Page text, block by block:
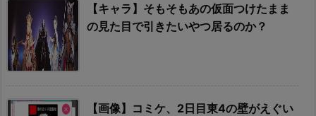
【キャラ】そもそもあの仮面つけたまま
の見た目で引きたいやつ居るのか？
【画像】コミケ、2日目東4の壁がえぐい